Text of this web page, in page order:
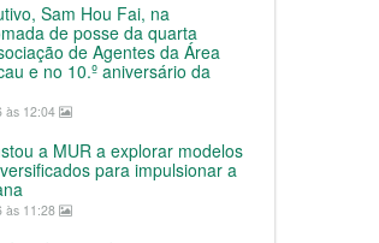
Sam Hou Fai, na
de posse da quarta
de Agentes da Área
e no 10.º aniversário da
às 12:04
a MUR a explorar modelos
para impulsionar a
às 11:28